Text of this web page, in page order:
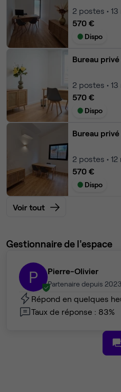
2 postes • 13
570 €
Dispo
Bureau privé
2 postes • 13
570 €
Dispo
Bureau privé
2 postes • 12
570 €
Dispo
Voir tout
Gestionnaire de l'espace
P Pierre-Olivier
Partenaire depuis 2023
Répond en quelques
Taux de réponse : 83%